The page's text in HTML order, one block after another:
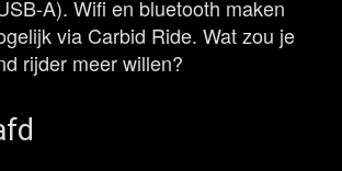
A). Wifi en bluetooth maken
via Carbid Ride. Wat zou je
rijder meer willen?